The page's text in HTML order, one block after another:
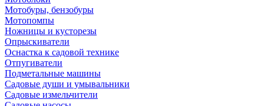
Мотобуры, бензобуры
Мотопомпы
Ножницы и кусторезы
Опрыскиватели
Оснастка к садовой технике
Отпугиватели
Подметальные машины
Садовые души и умывальники
Садовые измельчители